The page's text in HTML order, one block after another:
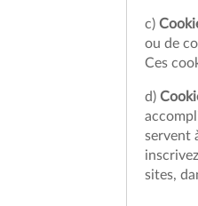
c)
ou de
Ces
d)
servent
sites,